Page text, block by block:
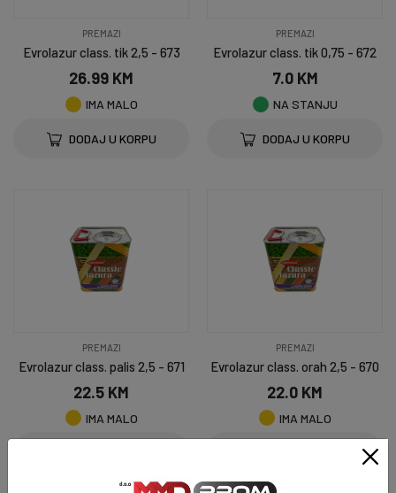
PREMAZI
Evrolazur class. tik 2,5 - 673
26.99 KM
IMA MALO
DODAJ U KORPU
PREMAZI
Evrolazur class. tik 0,75 - 672
7.0 KM
NA STANJU
DODAJ U KORPU
PREMAZI
Evrolazur class. palis 2,5 - 671
22.5 KM
IMA MALO
PREMAZI
Evrolazur class. orah 2,5 - 670
22.0 KM
IMA MALO